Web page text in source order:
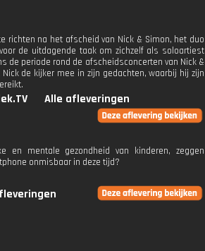
richten na het afscheid van Nick & Simon, het duo
de uitdagende taak om zichzelf als soloartiest
de periode rond de afscheidsconcerten van Nick &
de kijker mee in zijn gedachten, waarbij hij zijn
Alle afleveringen
en mentale gezondheid van kinderen, zeggen
onmisbaar in deze tijd?